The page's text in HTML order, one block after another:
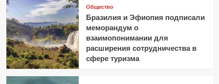
Общество
Бразилия и Эфиопия подписали
меморандум о
взаимопонимании для
расширения сотрудничества в
сфере туризма